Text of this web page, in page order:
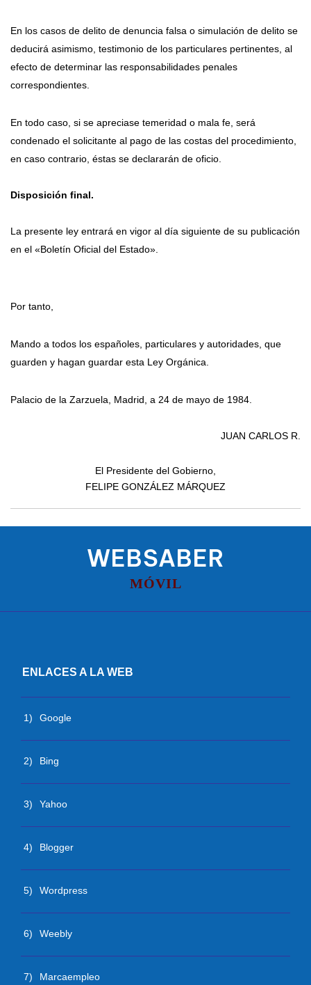
En los casos de delito de denuncia falsa o simulación de delito se
deducirá asimismo, testimonio de los particulares pertinentes, al
efecto de determinar las responsabilidades penales
correspondientes.
En todo caso, si se apreciase temeridad o mala fe, será
condenado el solicitante al pago de las costas del procedimiento,
en caso contrario, éstas se declararán de oficio.
Disposición final.
La presente ley entrará en vigor al día siguiente de su publicación
en el «Boletín Oficial del Estado».
Por tanto,
Mando a todos los españoles, particulares y autoridades, que
guarden y hagan guardar esta Ley Orgánica.
Palacio de la Zarzuela, Madrid, a 24 de mayo de 1984.
JUAN CARLOS R.
El Presidente del Gobierno,
FELIPE GONZÁLEZ MÁRQUEZ
WEBSABER
MÓVIL
ENLACES A LA WEB
1) Google
2) Bing
3) Yahoo
4) Blogger
5) Wordpress
6) Weebly
7) Marcaempleo